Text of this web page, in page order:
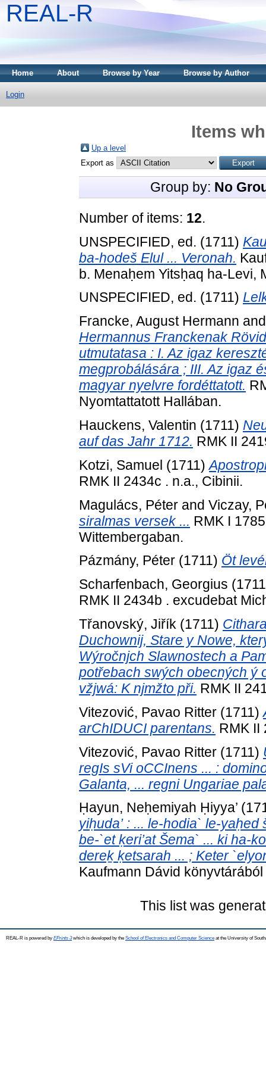
REAL-R
Home About Browse by Year Browse by Author
Login
Items
Up a level
Export as
Group by: No
Number of items: 12.
UNSPECIFIED, ed. (1711)
ba-hodeš Elul ... Veronah.
b. Menaḥem Yitsḥaq ha-Levi,
UNSPECIFIED, ed. (1711)
Francke, August Hermann
Hermannus Franckenak
utmutatasa : I. Az igaz
megprobálására ; III. Az igaz
magyar nyelvre fordéttatott.
Nyomtattatott Hallában.
Hauckens, Valentin (1711)
auf das Jahr 1712. RMK II
Kotzi, Samuel (1711)
RMK II 2434c . n.a., Cibinii.
Magulács, Péter and Viczay,
siralmas versek ... RMK I
Wittembergaban.
Pázmány, Péter (1711) Öt
Scharfenbach, Georgius
RMK II 2434b . excudebat
Třanovský, Jiřík (1711)
Duchownij, Stare y Nowe,
Wýročnjch Slawnostech a
potřebach swých obecných ý
vžjwá: K njmžto při. RMK II
Vitezović, Pavao Ritter (1711)
arChIDUCI parentans. RMK II
Vitezović, Pavao Ritter (1711)
regIs sVi oCCInens ... :
Galanta, ... regni Ungariae
Ḥayun, Neḥemiyah Ḥiyya’
yiḥuda’ : ... le-hodia` le-
be-`et ḳeri’at Šema` ... ki ha-
dereḵ ḳetsarah ... ; Keter
Kaufmann Dávid
This list was
REAL-R is powered by EPrints 3which is developed by the School of Electronics and Computer Science at the University of